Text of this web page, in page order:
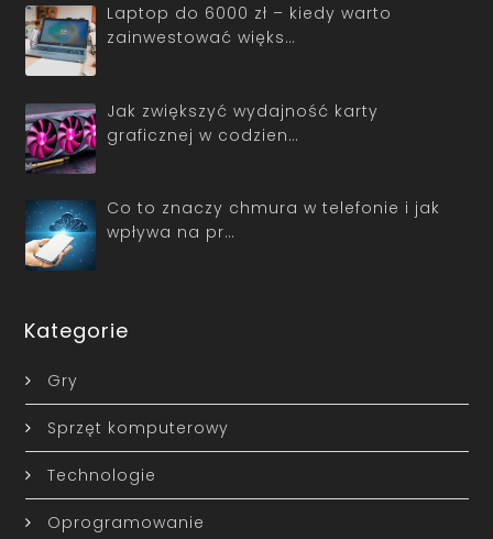
Laptop do 6000 zł – kiedy warto
zainwestować więks…
Jak zwiększyć wydajność karty
graficznej w codzien…
Co to znaczy chmura w telefonie i jak
wpływa na pr…
Kategorie
Gry
Sprzęt komputerowy
Technologie
Oprogramowanie